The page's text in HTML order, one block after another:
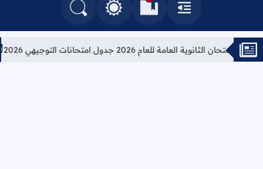
القائمة العلامات المرجعيةالتغيير بين الوضع النهاري والداكن
البحث في المدونة
الثانوية العامة للعام 2026 جدول امتحانات التوجيهي 2026